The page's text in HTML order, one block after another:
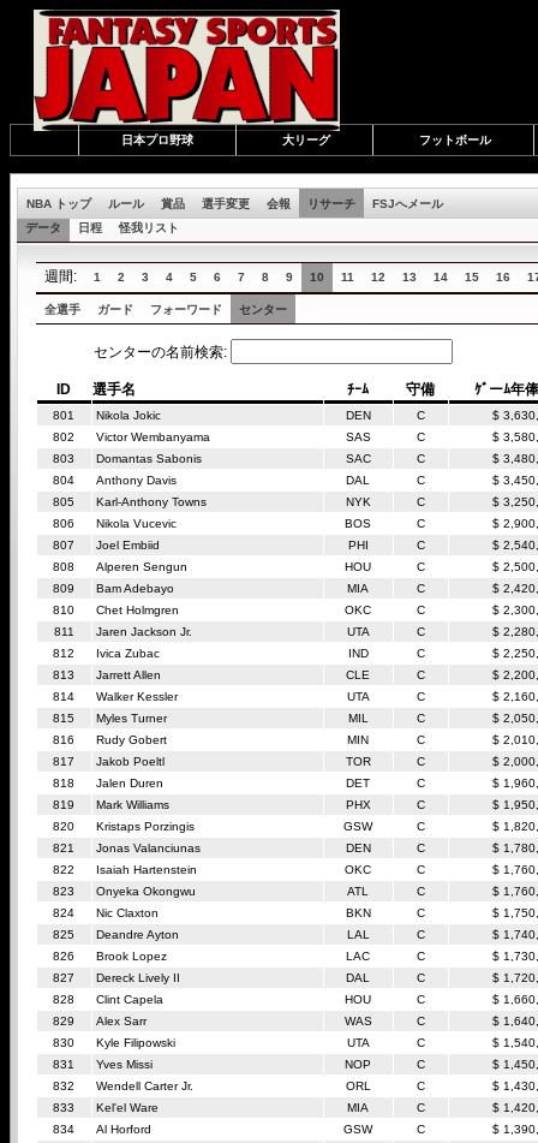
日本プロ野球 大リーグ フットボール
NBA トップ ルール 賞品 選手変更 会報 リサーチ
FSJへメール
データ
日程 怪我リスト
週間: 1 2 3 4 5 6 7 8 9 10 11 12 13 14 15 16
全選手 ガード フォーワード センター
センターの名前検索:
ID 選手名 ﾁｰﾑ 守備 ｹﾞーﾑ年俸
801 Nikola Jokic DEN C
$
802
Victor Wembanyama SAS C
$
803
Domantas Sabonis SAC C
$
804
Anthony Davis DAL C
$
805
Karl-Anthony Towns NYK C
$
806
Nikola Vucevic BOS C
$
807
Joel Embiid PHI C
$
808
Alperen Sengun HOU C
$
809
Bam Adebayo MIA C
$
810
Chet Holmgren OKC C
$
811
Jaren Jackson Jr. UTA C
$
812
Ivica Zubac IND C
$
813
Jarrett Allen CLE C
$
814
Walker Kessler UTA C
$
815
Myles Turner MIL C
$
816
Rudy Gobert MIN C
$
817
Jakob Poeltl TOR C
$
818
Jalen Duren DET C
$
819
Mark Williams PHX C
$
820
Kristaps Porzingis GSW C
$
821
Jonas Valanciunas DEN C
$
822
Isaiah Hartenstein OKC C
$
823
Onyeka Okongwu ATL C
$
824
Nic Claxton BKN C
$
825
Deandre Ayton LAL C
$
826
Brook Lopez LAC C
$
827
Dereck Lively II DAL C
$
828
Clint Capela HOU C
$
829
Alex Sarr WAS C
$
830
Kyle Filipowski UTA C
$
831
Yves Missi NOP C
$
832
Wendell Carter Jr. ORL C
$
833
Kel'el Ware MIA C
$
834
Al Horford GSW C
$